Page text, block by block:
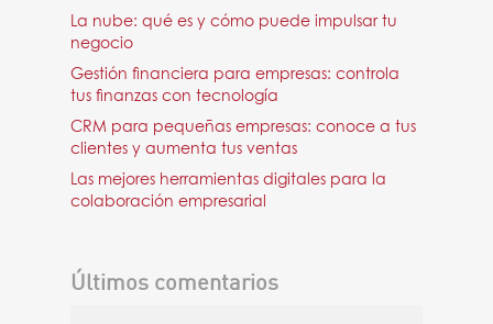
La nube: qué es y cómo puede impulsar tu
negocio
Gestión financiera para empresas: controla
tus finanzas con tecnología
CRM para pequeñas empresas: conoce a tus
clientes y aumenta tus ventas
Las mejores herramientas digitales para la
colaboración empresarial
Últimos comentarios